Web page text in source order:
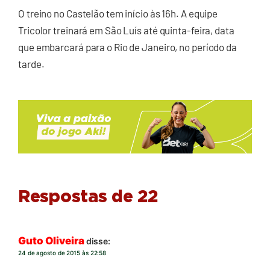
O treino no Castelão tem início às 16h. A equipe
Tricolor treinará em São Luís até quinta-feira, data
que embarcará para o Rio de Janeiro, no período da
tarde.
Respostas de 22
Guto Oliveiradisse:
24 de agosto de 2015 às 22:58